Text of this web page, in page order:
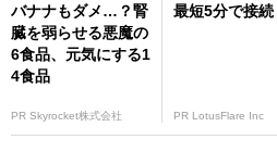
バナナもダメ…？腎
臓を弱らせる悪魔の
6食品、元気にする1
4食品
PR Skyrocket株式会社
最短5分で接続
PR LotusFlare Inc